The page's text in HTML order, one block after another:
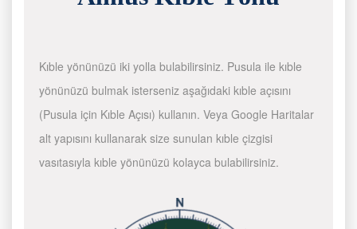
Kıble yönünüzü iki yolla bulabilirsiniz. Pusula ile kıble
yönünüzü bulmak isterseniz aşağıdaki kıble açısını
(Pusula için Kıble Açısı) kullanın. Veya Google Haritalar
alt yapısını kullanarak size sunulan kıble çizgisi
vasıtasıyla kıble yönünüzü kolayca bulabilirsiniz.